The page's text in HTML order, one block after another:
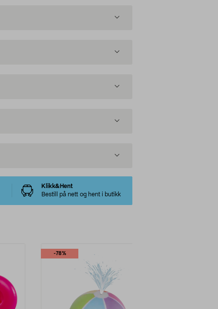
Klikk&Hent
Bestill på nett og hent i butikk
-78%